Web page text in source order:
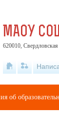
МАОУ
620010, Свердловская
об